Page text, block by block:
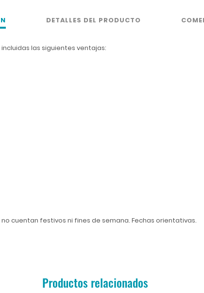
DETALLES DEL PRODUCTO
las siguientes ventajas:
cuentan festivos ni fines de semana. Fechas orientativas.
Productos relacionados